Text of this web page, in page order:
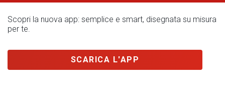
Scopri la nuova app: semplice e smart, disegnata su misura
per te.
SCARICA L'APP